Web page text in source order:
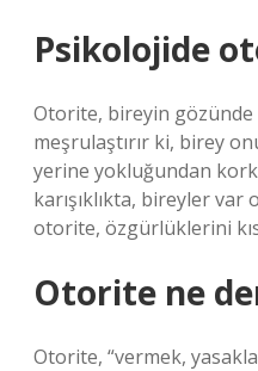
Psikolojide
Otorite, bireyin
meşrulaştırır ki, birey
yerine yokluğundan
karışıklıkta, bireyler
otorite, özgürlüklerini
Otorite ne
Otorite, “vermek,